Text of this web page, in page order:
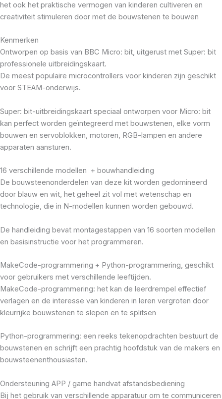
het ook het praktische vermogen van kinderen cultiveren en
creativiteit stimuleren door met de bouwstenen te bouwen
Kenmerken
Ontworpen op basis van BBC Micro: bit, uitgerust met Super: bit
professionele uitbreidingskaart.
De meest populaire microcontrollers voor kinderen zijn geschikt
voor STEAM-onderwijs.
Super: bit-uitbreidingskaart speciaal ontworpen voor Micro: bit
kan perfect worden geïntegreerd met bouwstenen, elke vorm
bouwen en servoblokken, motoren, RGB-lampen en andere
apparaten aansturen.
16 verschillende modellen + bouwhandleiding
De bouwsteenonderdelen van deze kit worden gedomineerd
door blauw en wit, het geheel zit vol met wetenschap en
technologie, die in N-modellen kunnen worden gebouwd.
De handleiding bevat montagestappen van 16 soorten modellen
en basisinstructie voor het programmeren.
MakeCode-programmering + Python-programmering, geschikt
voor gebruikers met verschillende leeftijden.
MakeCode-programmering: het kan de leerdrempel effectief
verlagen en de interesse van kinderen in leren vergroten door
kleurrijke bouwstenen te slepen en te splitsen
Python-programmering: een reeks tekenopdrachten bestuurt de
bouwstenen en schrijft een prachtig hoofdstuk van de makers en
bouwsteenenthousiasten.
Ondersteuning APP / game handvat afstandsbediening
Bij het gebruik van verschillende apparatuur om te communiceren